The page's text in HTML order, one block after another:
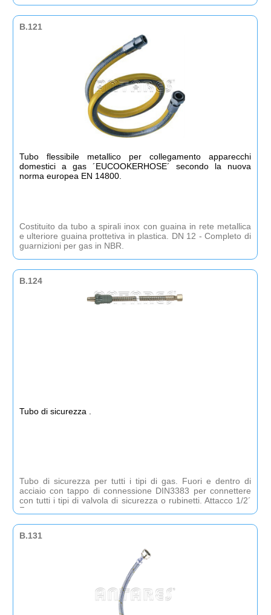
B.121
Tubo flessibile metallico per collegamento apparecchi
domestici a gas ´EUCOOKERHOSE´ secondo la nuova
norma europea EN 14800.
Costituito da tubo a spirali inox con guaina in rete metallica
e ulteriore guaina prottetiva in plastica. DN 12 - Completo di
guarnizioni per gas in NBR.
B.124
Tubo di sicurezza .
Tubo di sicurezza per tutti i tipi di gas. Fuori e dentro di
acciaio con tappo di connessione DIN3383 per connettere
con tutti i tipi di valvola di sicurezza o rubinetti. Attacco 1/2´
F.
B.131